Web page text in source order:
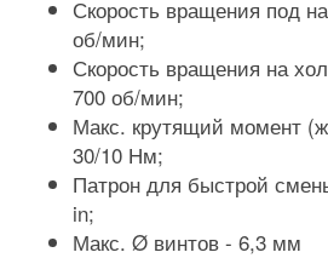
Скорость вращения под
об/мин;
Скорость вращения на
700 об/мин;
Макс. крутящий момент
30/10 Нм;
Патрон для быстрой
in;
Макс. Ø винтов - 6,3 мм